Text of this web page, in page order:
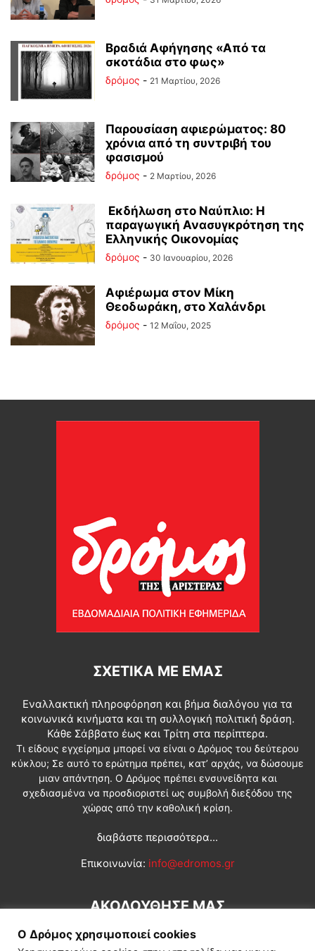
Βραδιά Αφήγησης «Από τα
σκοτάδια στο φως»
δρόμος - 21 Μαρτίου, 2026
Παρουσίαση αφιερώματος: 80
χρόνια από τη συντριβή του
φασισμού
δρόμος - 2 Μαρτίου, 2026
Εκδήλωση στο Ναύπλιο: Η
παραγωγική Ανασυγκρότηση της
Ελληνικής Οικονομίας
δρόμος - 30 Ιανουαρίου, 2026
Αφιέρωμα στον Μίκη
Θεοδωράκη, στο Χαλάνδρι
δρόμος - 12 Μαΐου, 2025
ΣΧΕΤΙΚΆ ΜΕ ΕΜΆΣ
Εναλλακτική πληροφόρηση και βήμα διαλόγου για τα
κοινωνικά κινήματα και τη συλλογική πολιτική δράση.
Κάθε Σάββατο έως και Τρίτη στα περίπτερα.
Τι είδους εγχείρημα μπορεί να είναι ο Δρόμος του δεύτερου
κύκλου; Σε αυτό το ερώτημα πρέπει, κατ’ αρχάς, να δώσουμε
μιαν απάντηση. Ο Δρόμος πρέπει ενσυνείδητα και
σχεδιασμένα να προσδιοριστεί ως συμβολή διεξόδου της
χώρας από την καθολική κρίση.
διαβάστε περισσότερα...
Επικοινωνία: info@edromos.gr
ΑΚΟΛΟΥΘΗΣΕ ΜΑΣ
Ο Δρόμος χρησιμοποιεί cookies